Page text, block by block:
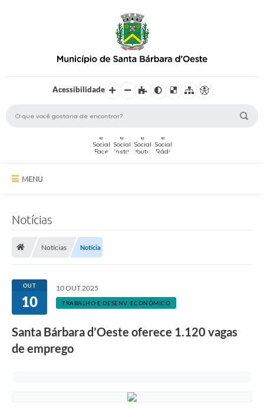
Acessibilidade
MENU
Serviços Online
Transparência
Legislação
Notícias
Notícias Notícia
OUT
10
10 OUT 2025
TRABALHO E DESENV. ECONÔMICO
Santa Bárbara d’Oeste oferece 1.120 vagas
de emprego